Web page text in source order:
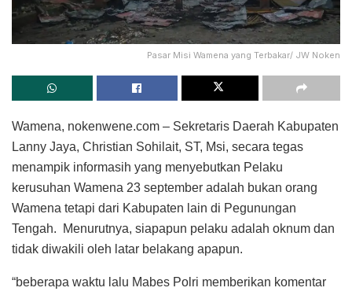
Pasar Misi Wamena yang Terbakar/ JW Noken
Wamena, nokenwene.com – Sekretaris Daerah Kabupaten
Lanny Jaya, Christian Sohilait, ST, Msi, secara tegas
menampik informasih yang menyebutkan Pelaku
kerusuhan Wamena 23 september adalah bukan orang
Wamena tetapi dari Kabupaten lain di Pegunungan
Tengah. Menurutnya, siapapun pelaku adalah oknum dan
tidak diwakili oleh latar belakang apapun.
“beberapa waktu lalu Mabes Polri memberikan komentar